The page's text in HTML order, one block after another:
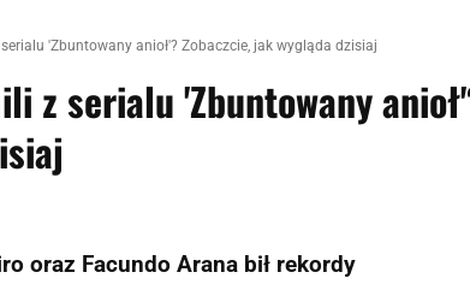
'Zbuntowany anioł'? Zobaczcie, jak wygląda dzisiaj
z serialu 'Zbuntowany
oraz Facundo Arana bił rekordy